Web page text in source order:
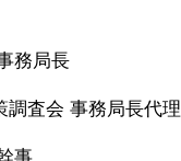
務局長
調査会 事務局長代理